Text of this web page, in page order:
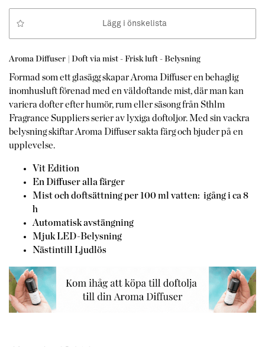
Lägg i önskelista
Aroma Diffuser | Doft via mist - Frisk luft - Belysning
Formad som ett glasägg skapar Aroma Diffuser en behaglig
inomhusluft förenad med en väldoftande mist, där man kan
variera dofter efter humör, rum eller säsong från Sthlm
Fragrance Suppliers serier av lyxiga doftoljor. Med sin vackra
belysning skiftar Aroma Diffuser sakta färg och bjuder på en
upplevelse.
Vit Edition
En Diffuser alla färger
Mist och doftsättning per 100 ml vatten: igång i ca 8
h
Automatisk avstängning
Mjuk LED-Belysning
Nästintill Ljudlös